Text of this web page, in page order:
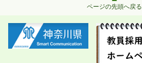
ページの先頭へ戻る